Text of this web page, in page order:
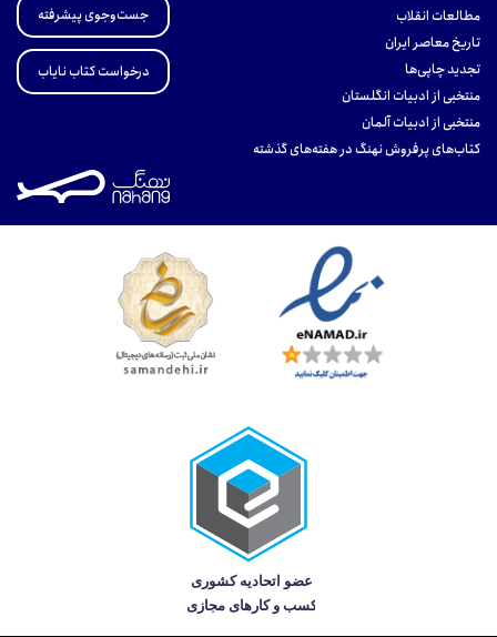
مطالعات انقلاب
تاریخ معاصر ایران
تجدید چاپی‌ها
منتخبی از ادبیات انگلستان
منتخبی از ادبیات آلمان
کتاب‌های پرفروش نهنگ در هفته‌های گذشته
جست‌وجوی پیشرفته
درخواست کتاب نایاب